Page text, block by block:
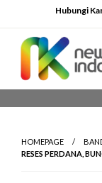
to
content
Hubungi
HOMEPAGE
RESES PERDANA,